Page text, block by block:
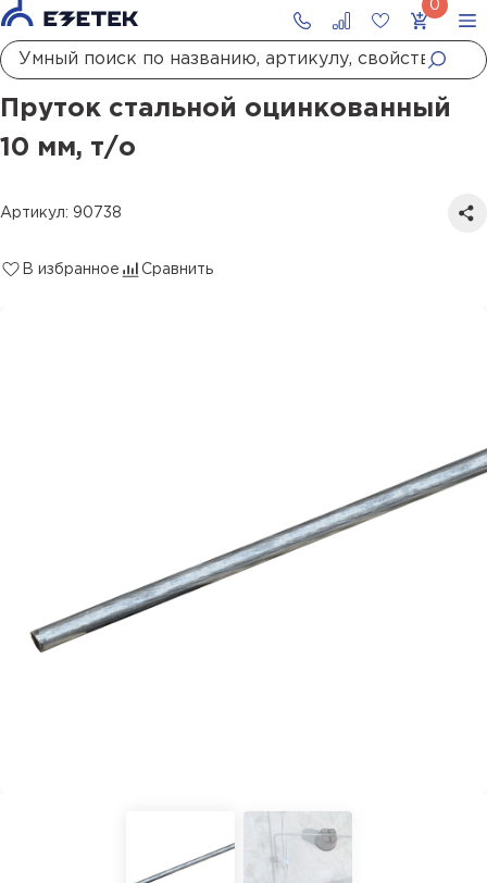
Пруток стальной оцинкованный 10 мм, т/о
Пруток стальной оцинкованный
10 мм, т/о
Артикул: 90738
В избранное Сравнить